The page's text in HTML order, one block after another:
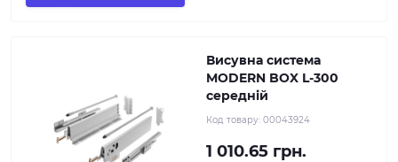
Висувна система
MODERN BOX L-300
середній
Код товару: 00043924
1 010.65 грн.